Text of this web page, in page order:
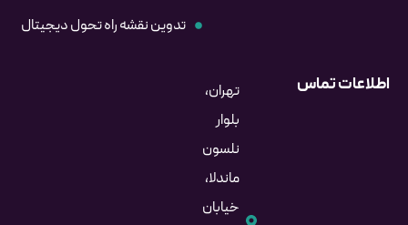
تدوین نقشه راه تحول دیجیتال
اطلاعات تماس
تهران،
بلوار
نلسون
ماندلا،
خیابان